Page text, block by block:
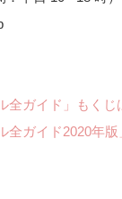
全ガイド」もくじ
全ガイド2020年